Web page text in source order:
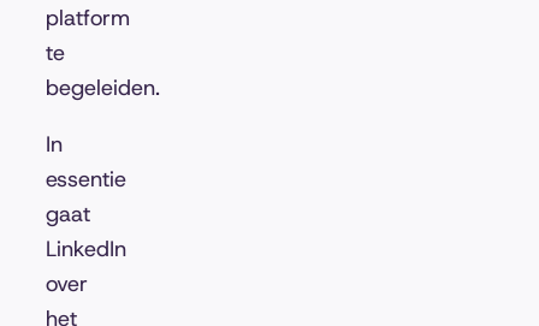
platform
te
begeleiden.
In
essentie
gaat
LinkedIn
over
het